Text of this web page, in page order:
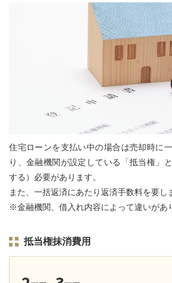
住宅ローンを支払い中の場合は売却時に
り、金融機関が設定している「抵当権」
する）必要があります。
また、一括返済にあたり返済手数料を要し
※金融機関、借入れ内容によって違いがあ
抵当権抹消費用